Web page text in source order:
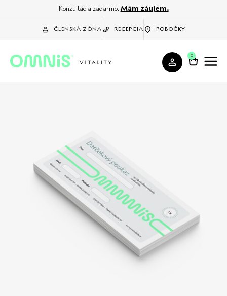
Konzultácia zadarmo. Mám záujem.
ČLENSKÁ ZÓNA RECEPCIA POBOČKY
0